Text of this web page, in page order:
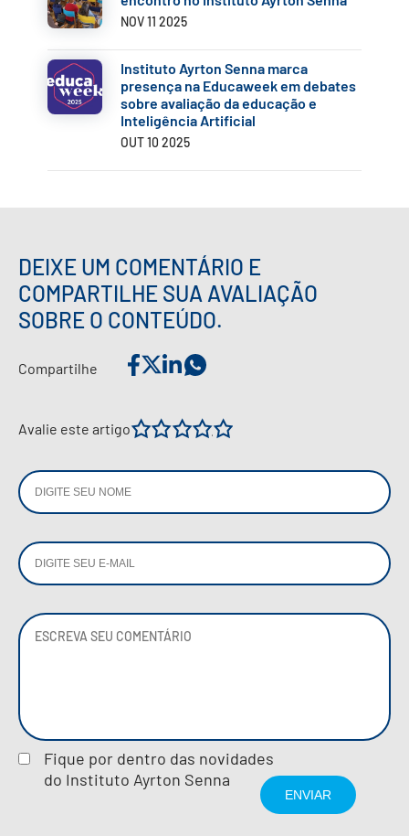
NOV 11 2025
Instituto Ayrton Senna marca
presença na Educaweek em debates
sobre avaliação da educação e
Inteligência Artificial
OUT 10 2025
DEIXE UM COMENTÁRIO E
COMPARTILHE SUA AVALIAÇÃO
SOBRE O CONTEÚDO.
Compartilhe
Avalie este artigo 5
4
3
2
1
Fique por dentro das novidades
do Instituto Ayrton Senna